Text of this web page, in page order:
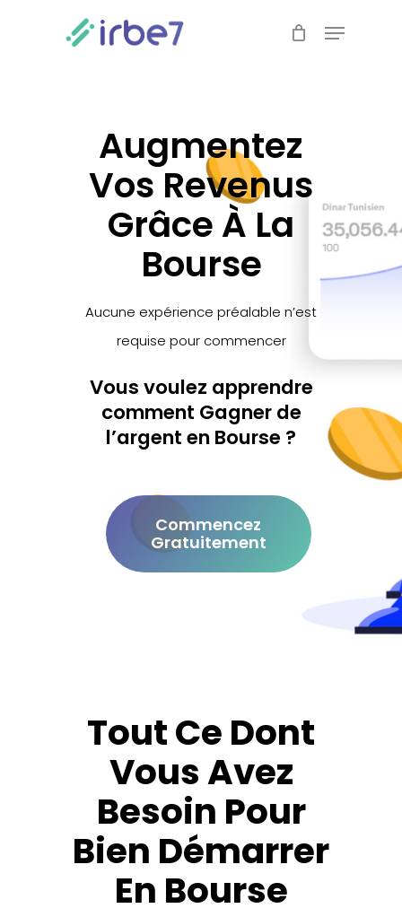
Menu
Augmentez
Vos Revenus
Grâce À La
Bourse
Aucune expérience préalable n’est
requise pour commencer
Vous voulez apprendre
comment Gagner de
l’argent en Bourse ?
Commencez
Gratuitement
Tout Ce Dont
Vous Avez
Besoin Pour
Bien Démarrer
En Bourse